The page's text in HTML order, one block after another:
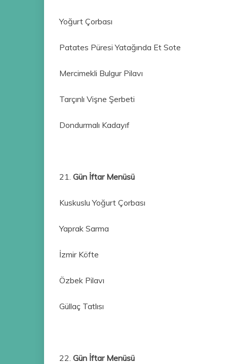
Yoğurt Çorbası
Patates Püresi Yatağında Et Sote
Mercimekli Bulgur Pilavı
Tarçınlı Vişne Şerbeti
Dondurmalı Kadayıf
21. Gün İftar Menüsü
Kuskuslu Yoğurt Çorbası
Yaprak Sarma
İzmir Köfte
Özbek Pilavı
Güllaç Tatlısı
22. Gün İftar Menüsü